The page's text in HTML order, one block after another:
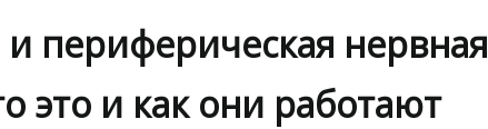
периферическая нервная
это и как они работают